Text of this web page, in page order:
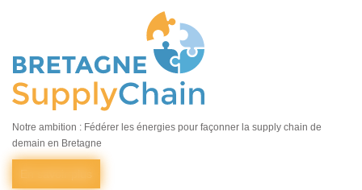
Notre ambition : Fédérer les énergies pour façonner la supply chain de
demain en Bretagne